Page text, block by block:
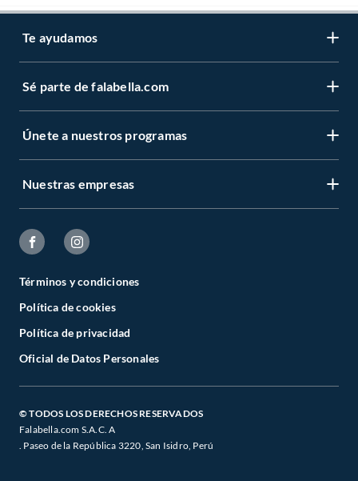
Te ayudamos
Sé parte de falabella.com
Únete a nuestros programas
Nuestras empresas
Términos y condiciones
Política de cookies
Política de privacidad
Oficial de Datos Personales
© TODOS LOS DERECHOS RESERVADOS
Falabella.com S.A.C. A
. Paseo de la República 3220, San Isidro, Perú